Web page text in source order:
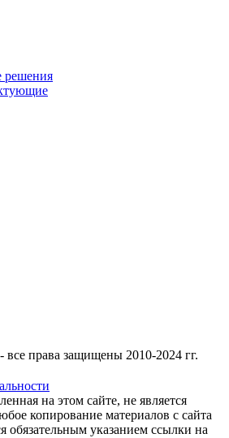
решения
все права защищены 2010-2024 гг.
на этом сайте, не является
копирование материалов с сайта
обязательным указанием ссылки на